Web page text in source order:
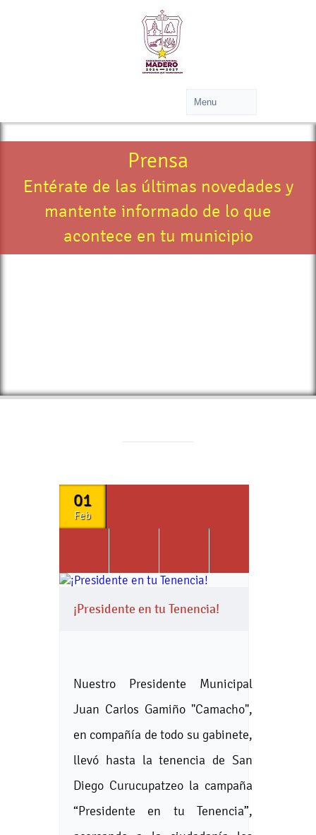
Prensa
Entérate de las últimas novedades y
mantente informado de lo que
acontece en tu municipio
01
Feb
¡Presidente en tu Tenencia!
Nuestro Presidente Municipal
Juan Carlos Gamiño "Camacho",
en compañía de todo su gabinete,
llevó hasta la tenencia de San
Diego Curucupatzeo la campaña
“Presidente en tu Tenencia”,